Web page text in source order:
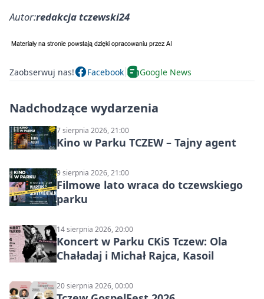
Autor:redakcja tczewski24
Zaobserwuj nas! Facebook Google News
Nadchodzące wydarzenia
7 sierpnia 2026, 21:00
Kino w Parku TCZEW – Tajny agent
9 sierpnia 2026, 21:00
Filmowe lato wraca do tczewskiego
parku
14 sierpnia 2026, 20:00
Koncert w Parku CKiS Tczew: Ola
Chaładaj i Michał Rajca, Kasoil
20 sierpnia 2026, 00:00